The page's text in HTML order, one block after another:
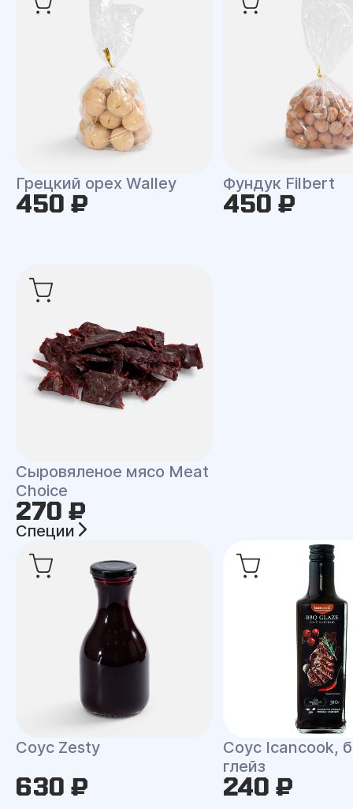
Грецкий орех Walley
450 ₽
Фундук Filbert
450 ₽
Сыровяленое мясо Meat
Choice
270 ₽
Специи
Соус Zesty
630 ₽
Соус Icancook,
глейз
240 ₽